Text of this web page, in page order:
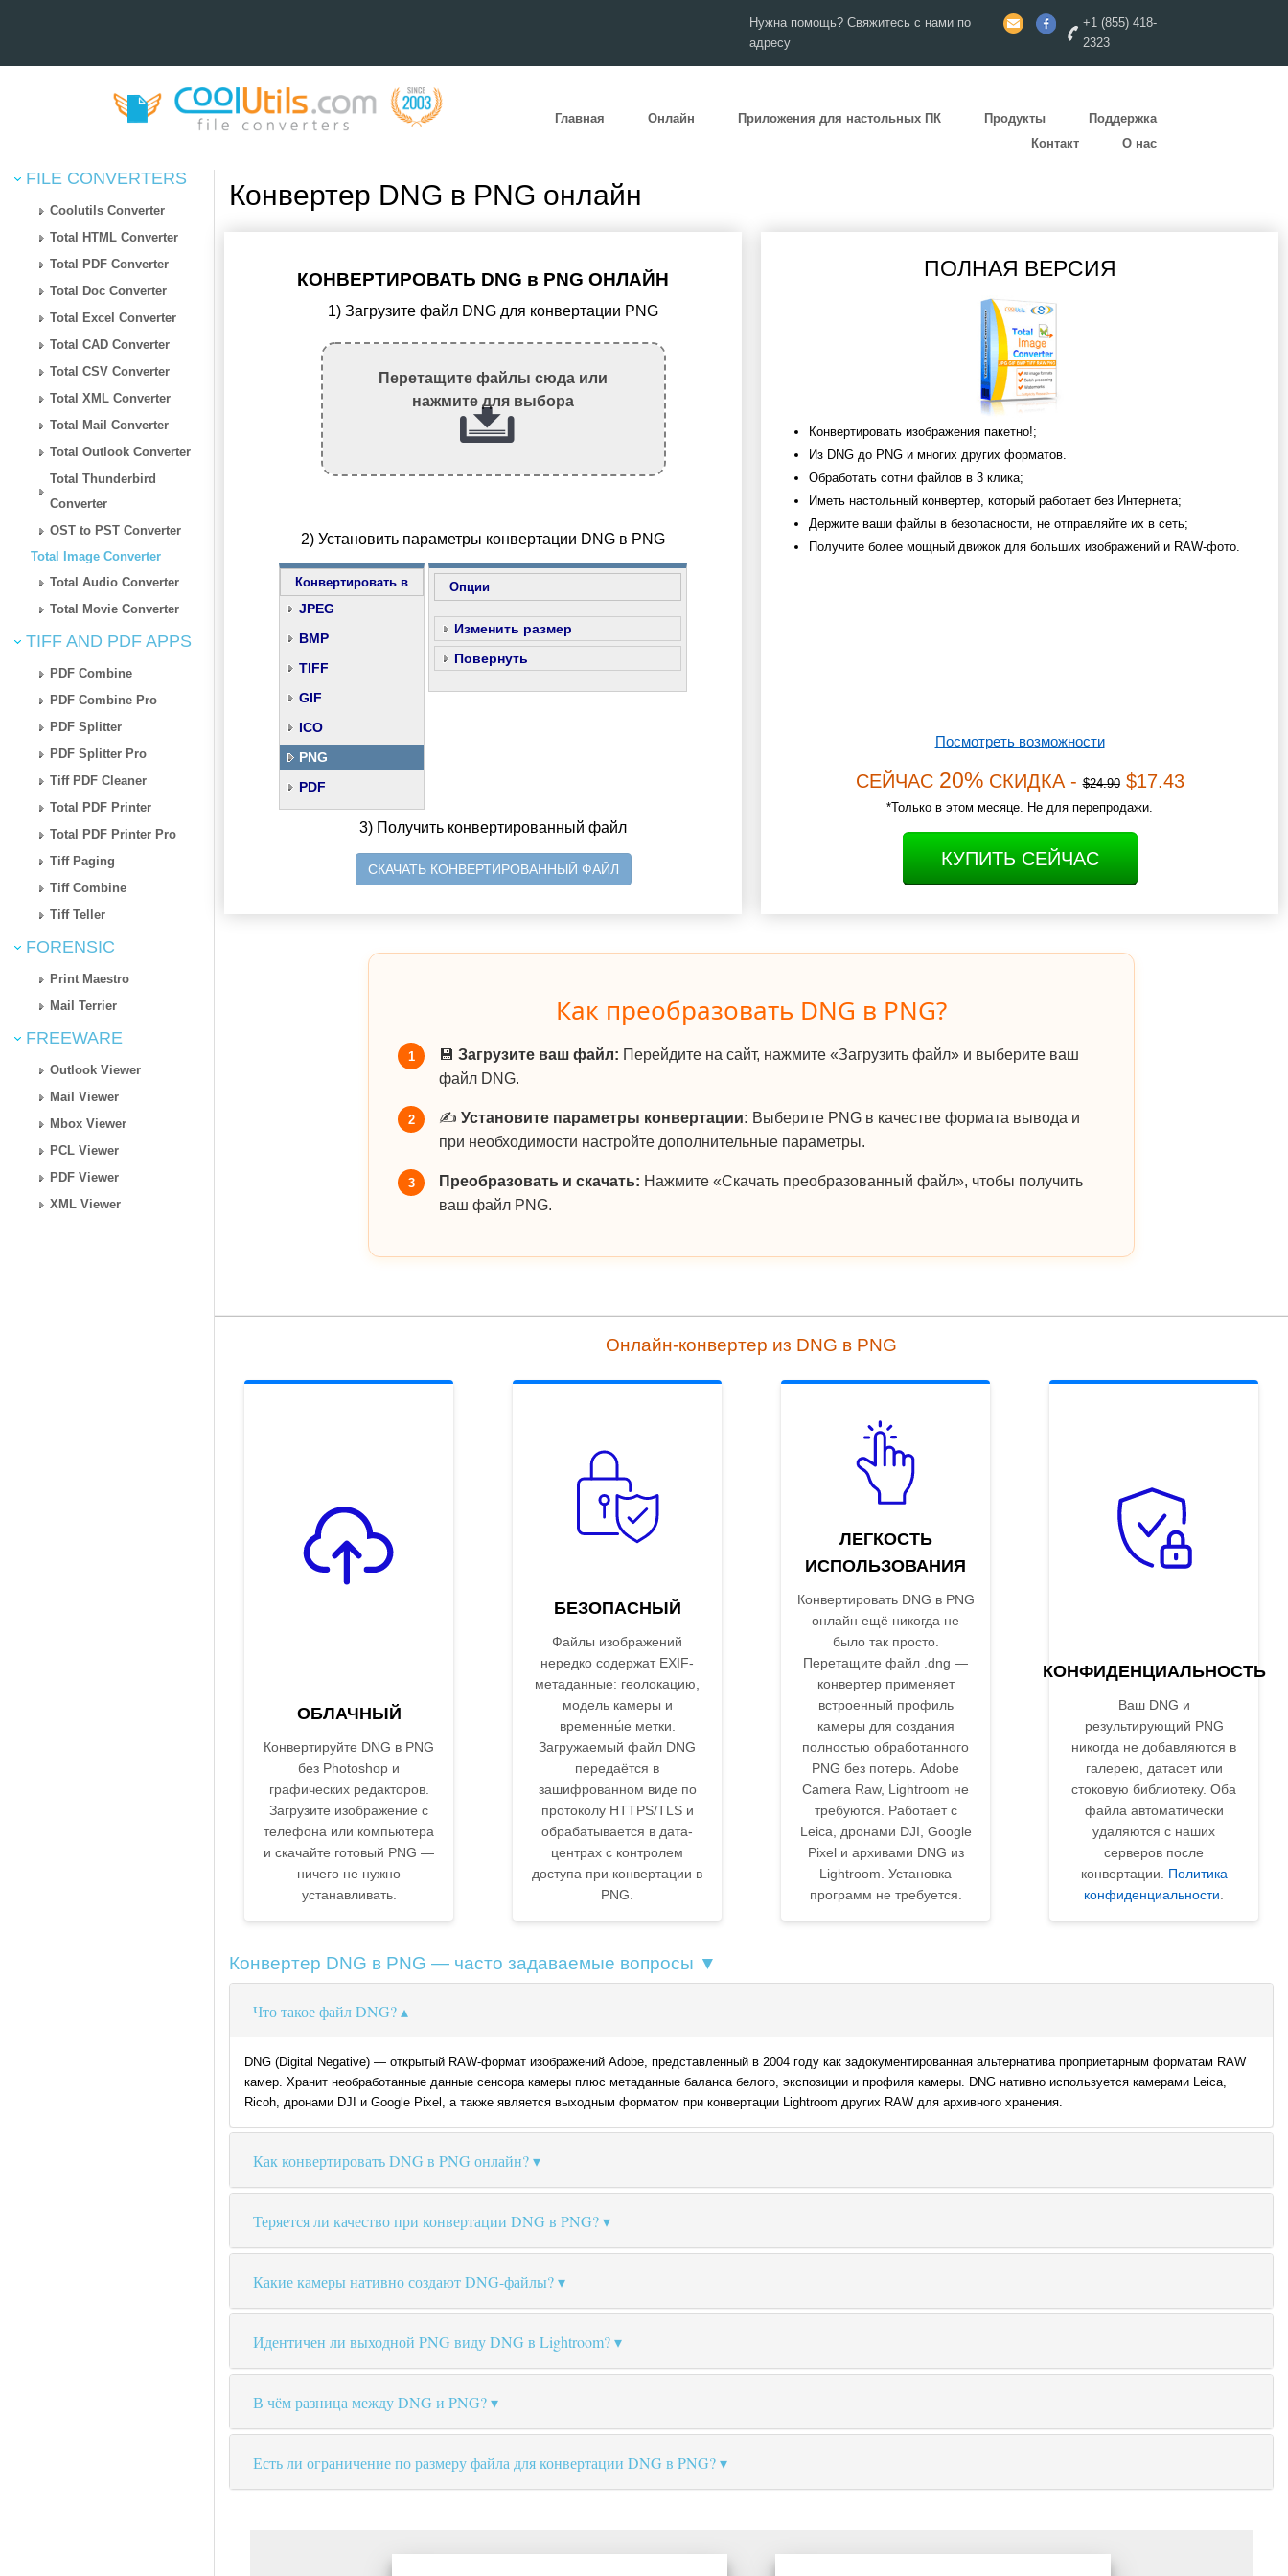
Нужна помощь? Свяжитесь с нами по
адресу
+1 (855) 418-
2323
Главная Онлайн Приложения для настольных ПК Продукты
Поддержка
Контакт
О нас
FILE CONVERTERS
Coolutils Converter
Total HTML Converter
Total PDF Converter
Total Doc Converter
Total Excel Converter
Total CAD Converter
Total CSV Converter
Total XML Converter
Total Mail Converter
Total Outlook Converter
Total Thunderbird
Converter
OST to PST Converter
Total Image Converter
Total Audio Converter
Total Movie Converter
TIFF AND PDF APPS
PDF Combine
PDF Combine Pro
PDF Splitter
PDF Splitter Pro
Tiff PDF Cleaner
Total PDF Printer
Total PDF Printer Pro
Tiff Paging
Tiff Combine
Tiff Teller
FORENSIC
Print Maestro
Mail Terrier
FREEWARE
Outlook Viewer
Mail Viewer
Mbox Viewer
PCL Viewer
PDF Viewer
XML Viewer
Конвертер DNG в PNG онлайн
КОНВЕРТИРОВАТЬ DNG в PNG ОНЛАЙН
1) Загрузите файл DNG для конвертации PNG
Перетащите файлы сюда или
нажмите для выбора
2) Установить параметры конвертации DNG в PNG
Конвертировать в
JPEG
BMP
TIFF
GIF
ICO
PNG
PDF
Опции
Изменить размер
Повернуть
3) Получить конвертированный файл
СКАЧАТЬ КОНВЕРТИРОВАННЫЙ ФАЙЛ
ПОЛНАЯ ВЕРСИЯ
Конвертировать изображения пакетно!;
Из DNG до PNG и многих других форматов.
Обработать сотни файлов в 3 клика;
Иметь настольный конвертер, который работает без Интернета;
Держите ваши файлы в безопасности, не отправляйте их в сеть;
Получите более мощный движок для больших изображений и RAW-фото.
Посмотреть возможности
СЕЙЧАС 20%СКИДКА -$24.90$17.43
*Только в этом месяце. Не для перепродажи.
КУПИТЬ СЕЙЧАС
Как преобразовать DNG в PNG?
1 💾 Загрузите ваш файл: Перейдите на сайт, нажмите «Загрузить файл» и выберите ваш
файл DNG.
2 ✍️ Установите параметры конвертации: Выберите PNG в качестве формата вывода и
при необходимости настройте дополнительные параметры.
3 Преобразовать и скачать: Нажмите «Скачать преобразованный файл», чтобы получить
ваш файл PNG.
Онлайн-конвертер из DNG в PNG
ОБЛАЧНЫЙ
Конвертируйте DNG в PNG
без Photoshop и
графических редакторов.
Загрузите изображение с
телефона или компьютера
и скачайте готовый PNG —
ничего не нужно
устанавливать.
БЕЗОПАСНЫЙ
Файлы изображений
нередко содержат EXIF-
метаданные: геолокацию,
модель камеры и
временны́е метки.
Загружаемый файл DNG
передаётся в
зашифрованном виде по
протоколу HTTPS/TLS и
обрабатывается в дата-
центрах с контролем
доступа при конвертации в
PNG.
ЛЕГКОСТЬ
ИСПОЛЬЗОВАНИЯ
Конвертировать DNG в PNG
онлайн ещё никогда не
было так просто.
Перетащите файл .dng —
конвертер применяет
встроенный профиль
камеры для создания
полностью обработанного
PNG без потерь. Adobe
Camera Raw, Lightroom не
требуются. Работает с
Leica, дронами DJI, Google
Pixel и архивами DNG из
Lightroom. Установка
программ не требуется.
КОНФИДЕНЦИАЛЬНОСТЬ
Ваш DNG и
результирующий PNG
никогда не добавляются в
галерею, датасет или
стоковую библиотеку. Оба
файла автоматически
удаляются с наших
серверов после
конвертации. Политика
конфиденциальности
Конвертер DNG в PNG — часто задаваемые вопросы ▼
Что такое файл DNG?
DNG (Digital Negative) — открытый RAW-формат изображений Adobe, представленный в 2004 году как задокументированная альтернатива проприетарным форматам RAW
камер. Хранит необработанные данные сенсора камеры плюс метаданные баланса белого, экспозиции и профиля камеры. DNG нативно используется камерами Leica,
Ricoh, дронами DJI и Google Pixel, а также является выходным форматом при конвертации Lightroom других RAW для архивного хранения.
Как конвертировать DNG в PNG онлайн?
Теряется ли качество при конвертации DNG в PNG?
Какие камеры нативно создают DNG-файлы?
Идентичен ли выходной PNG виду DNG в Lightroom?
В чём разница между DNG и PNG?
Есть ли ограничение по размеру файла для конвертации DNG в PNG?